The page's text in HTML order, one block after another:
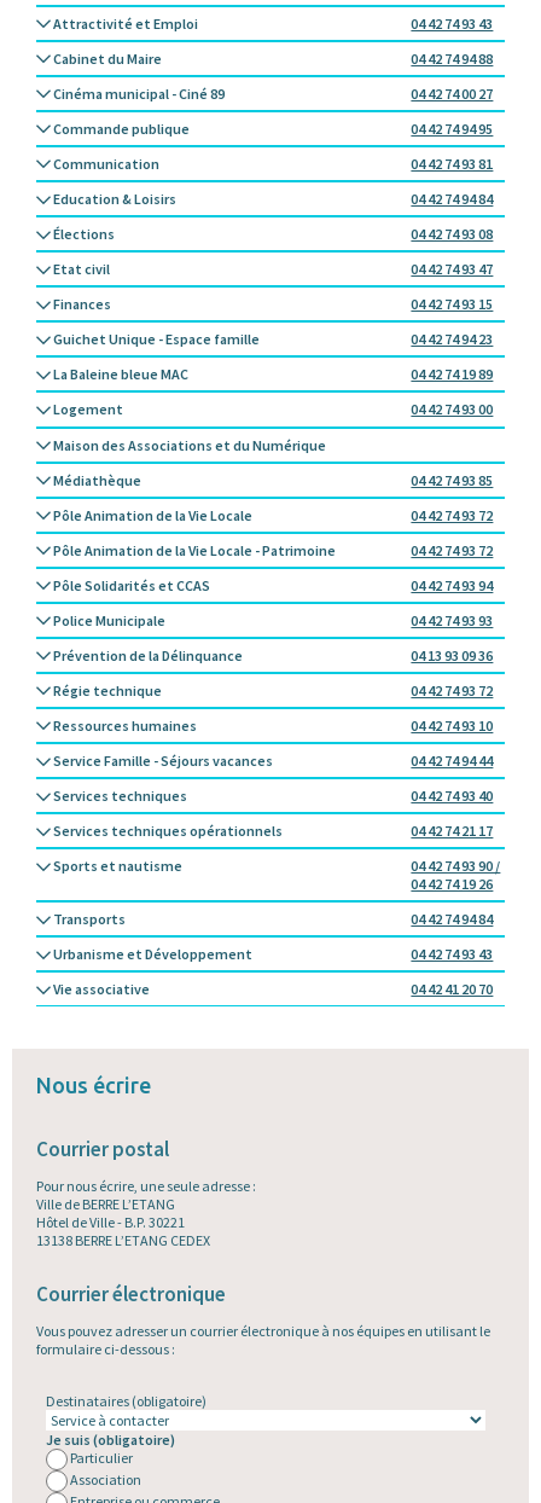
Attractivité et Emploi
04 42 74 93 43
Cabinet du Maire
04 42 74 94 88
Cinéma municipal - Ciné 89
04 42 74 00 27
Commande publique
04 42 74 94 95
Communication
04 42 74 93 81
Education & Loisirs
04 42 74 94 84
Élections
04 42 74 93 08
Etat civil
04 42 74 93 47
Finances
04 42 74 93 15
Guichet Unique - Espace famille
04 42 74 94 23
La Baleine bleue MAC
04 42 74 19 89
Logement
04 42 74 93 00
Maison des Associations et du Numérique
Médiathèque
04 42 74 93 85
Pôle Animation de la Vie Locale
04 42 74 93 72
Pôle Animation de la Vie Locale - Patrimoine
04 42 74 93 72
Pôle Solidarités et CCAS
04 42 74 93 94
Police Municipale
04 42 74 93 93
Prévention de la Délinquance
04 13 93 09 36
Régie technique
04 42 74 93 72
Ressources humaines
04 42 74 93 10
Service Famille - Séjours vacances
04 42 74 94 44
Services techniques
04 42 74 93 40
Services techniques opérationnels
04 42 74 21 17
Sports et nautisme
04 42 74 93 90 /
04 42 74 19 26
Transports
04 42 74 94 84
Urbanisme et Développement
04 42 74 93 43
Vie associative
04 42 41 20 70
Nous écrire
Courrier postal
Pour nous écrire, une seule adresse :
Ville de BERRE L’ETANG
Hôtel de Ville - B.P. 30221
13138 BERRE L’ETANG CEDEX
Courrier électronique
Vous pouvez adresser un courrier électronique à nos équipes en utilisant le
formulaire ci-dessous :
Destinataires(obligatoire)
Je suis (obligatoire)
Particulier
Association